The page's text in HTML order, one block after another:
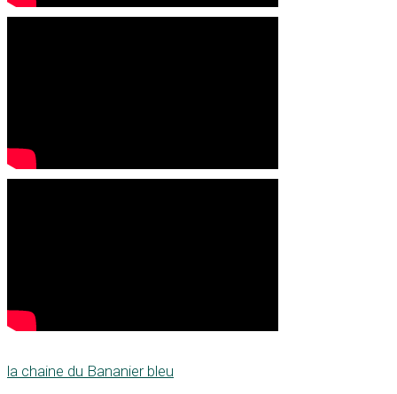
la chaine du Bananier bleu